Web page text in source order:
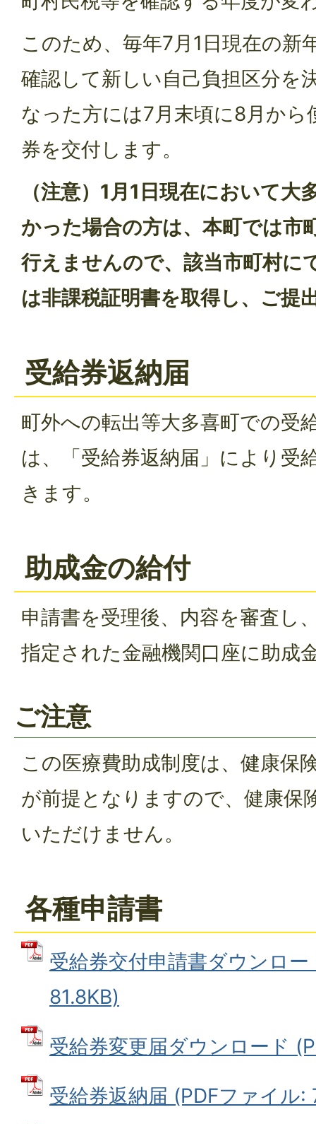
このため、毎年7月1日現在の新
確認して新しい自己負担区分を
なった方には7月末頃に8月から
券を交付します。
（注意）1月1日現在において大
かった場合の方は、本町では市
行えませんので、該当市町村に
は非課税証明書を取得し、ご提
受給券返納届
町外への転出等大多喜町での受
は、「受給券返納届」により受
きます。
助成金の給付
申請書を受理後、内容を審査し
指定された金融機関口座に助成
ご注意
この医療費助成制度は、健康保
が前提となりますので、健康保
いただけません。
各種申請書
受給券交付申請書ダウンロ
81.8KB)
受給券変更届ダウンロード
受給券返納届 (PDFファイル: